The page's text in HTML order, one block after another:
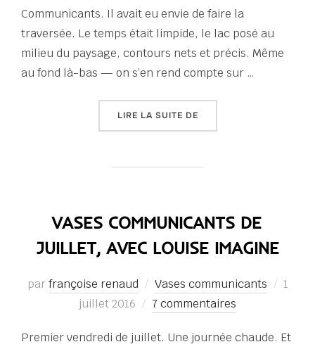
Communicants. Il avait eu envie de faire la
traversée. Le temps était limpide, le lac posé au
milieu du paysage, contours nets et précis. Même
au fond là-bas — on s’en rend compte sur …
LIRE LA SUITE DE« LE LAC »
VASES COMMUNICANTS DE
JUILLET, AVEC LOUISE IMAGINE
parfrançoise renaud Vases communicants
1
juillet 2016
7 commentaires
Premier vendredi de juillet. Une journée chaude. Et